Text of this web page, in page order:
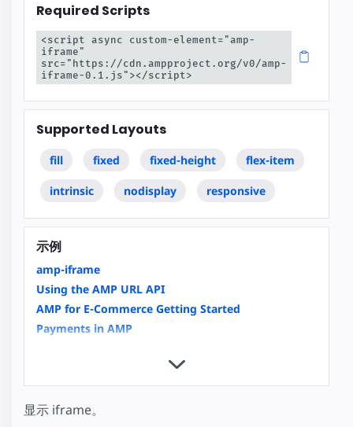
Required Scripts
<script async custom-element="amp-
iframe"
src="https://cdn.ampproject.org/v0/amp-
iframe-0.1.js"></script>
Supported Layouts
fill fixed fixed-height flex-item
intrinsic nodisplay responsive
示例
amp-iframe
Using the AMP URL API
AMP for E-Commerce Getting Started
Payments in AMP
Custom Loading Indicators
Integrating Videos in AMP an Overview
Video Carousels with amp-carousel
显示 iframe。